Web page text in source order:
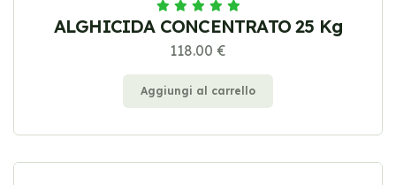
ALGHICIDA CONCENTRATO 25 Kg
118.00 €
Aggiungi al carrello